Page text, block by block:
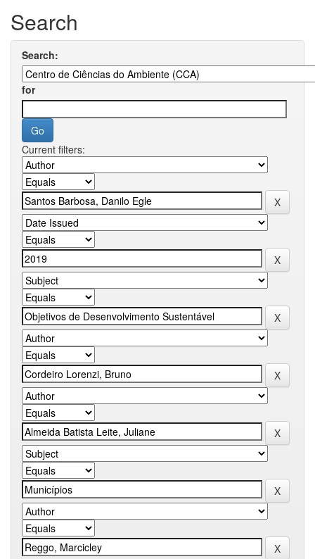
Search
Search:
for
Current filters: